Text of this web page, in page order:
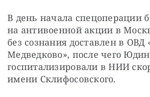
В день начала спецоперации
на антивоенной акции в
без сознания доставлен в
Медведково», после чего
госпитализировали в НИИ
имени Склифосовского.